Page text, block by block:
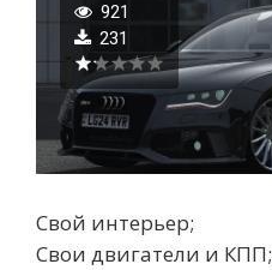
921
231
Свой интерьер;
Свои двигатели и КПП;